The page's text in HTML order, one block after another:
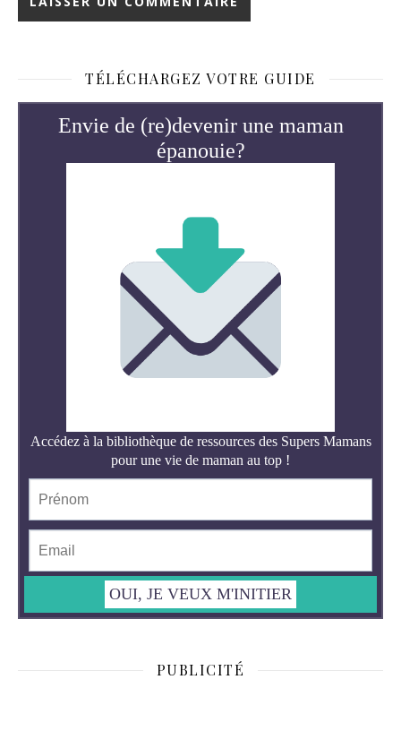
TÉLÉCHARGEZ VOTRE GUIDE
PUBLICITÉ